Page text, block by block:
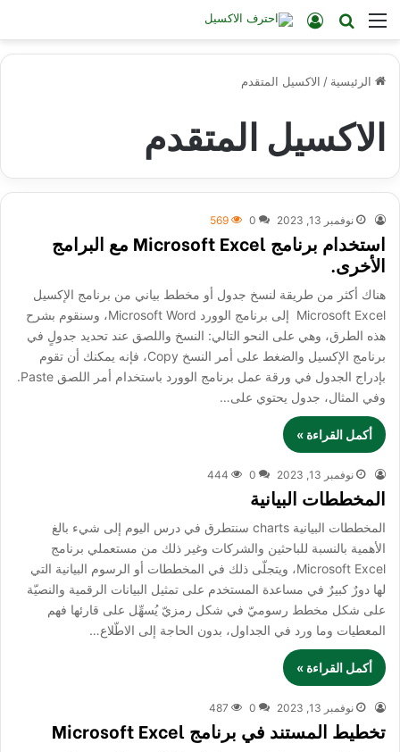
القائمة بحث عنتسجيل الدخول
الرئيسية / الاكسيل المتقدم
الاكسيل المتقدم
نوفمبر 13, 2023 0
569
استخدام برنامج Microsoft Excel مع البرامج
الأخرى.
هناك أكثر من طريقة لنسخ جدول أو مخطط بياني من برنامج الإكسيل
Microsoft Excel إلى برنامج الوورد Microsoft Word، وسنقوم بشرح
هذه الطرق، وهي على النحو التالي: النسخ واللصق عند تحديد جدولٍ في
برنامج الإكسيل والضغط على أمر النسخ Copy، فإنه يمكنك أن تقوم
بإدراج الجدول في ورقة عمل برنامج الوورد باستخدام أمر اللصق Paste.
وفي المثال، جدول يحتوي على…
أكمل القراءة »
نوفمبر 13, 2023 0
444
المخططات البيانية
المخططات البيانية charts سنتطرق في درس اليوم إلى شيء بالغ
الأهمية بالنسبة للباحثين والشركات وغير ذلك من مستعملي برنامج
Microsoft Excel، ويتجلّى ذلك في المخططات أو الرسوم البيانية التي
لها دورٌ كبيرٌ في مساعدة المستخدم على تمثيل البيانات الرقمية والنصيّة
على شكل مخطط رسوميّ في شكل رمزيّ يُسهِّل على قارئها فهم
المعطيات وما ورد في الجداول، بدون الحاجة إلى الاطّلاع…
أكمل القراءة »
نوفمبر 13, 2023 0
487
تخطيط المستند في برنامج Microsoft Excel